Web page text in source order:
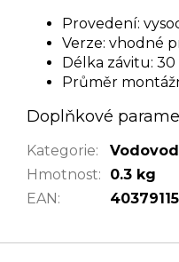
Provedení:
Verze: vhodné
Délka závitu: 30
Průměr
Doplňkové
Kategorie:
Hmotnost:
0.3 kg
EAN: